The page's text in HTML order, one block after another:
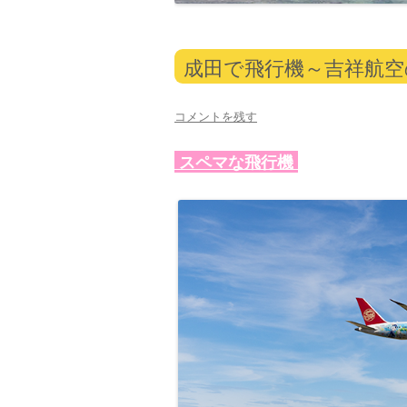
成田で飛行機～吉祥航
コメントを残す
スペマな飛行機